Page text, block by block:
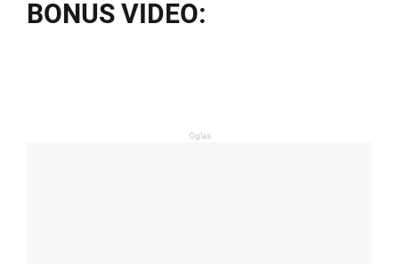
BONUS VIDEO:
Oglas